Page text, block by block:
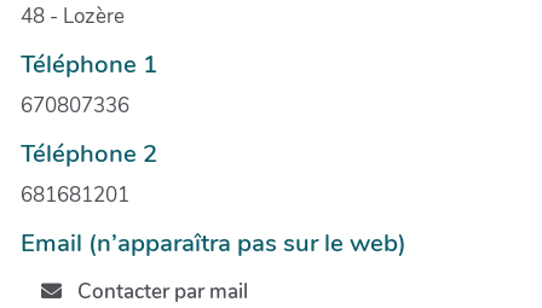
48 - Lozère
Téléphone 1
670807336
Téléphone 2
681681201
Email (n’apparaîtra pas sur le web)
Contacter par mail